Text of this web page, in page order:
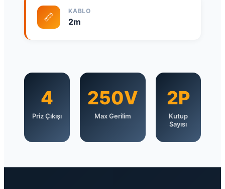
📏 KABLO
2m
4
Priz Çıkışı
250V
Max Gerilim
2P
Kutup
Sayısı